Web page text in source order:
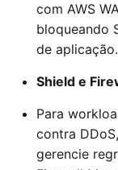
com AWS
bloqueando
de aplicação.
Shield e
Para
contra
gerencie